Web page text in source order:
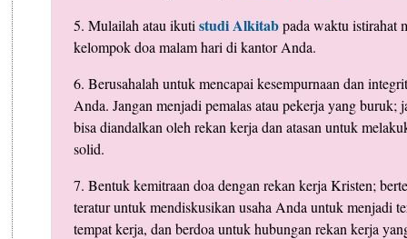
5. Mulailah atau ikuti studi Alkitabpada waktu istirahat
kelompok doa malam hari di kantor Anda.
6. Berusahalah untuk mencapai kesempurnaan dan
Anda. Jangan menjadi pemalas atau pekerja yang buruk;
bisa diandalkan oleh rekan kerja dan atasan untuk
solid.
7. Bentuk kemitraan doa dengan rekan kerja Kristen;
teratur untuk mendiskusikan usaha Anda untuk menjadi
tempat kerja, dan berdoa untuk hubungan rekan kerja